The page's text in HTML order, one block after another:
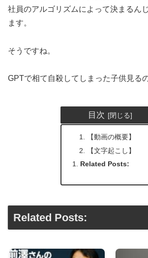
社員のアルゴリズムによって決まるん
ます。
そうですね。
GPTで相て自殺してしまった子供見る
目次
【動画の概要】
【文字起こし】
Related Posts:
Related Posts: